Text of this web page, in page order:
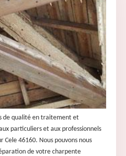
de qualité en traitement et
particuliers et aux professionnels
Cele 46160. Nous pouvons nous
de votre charpente